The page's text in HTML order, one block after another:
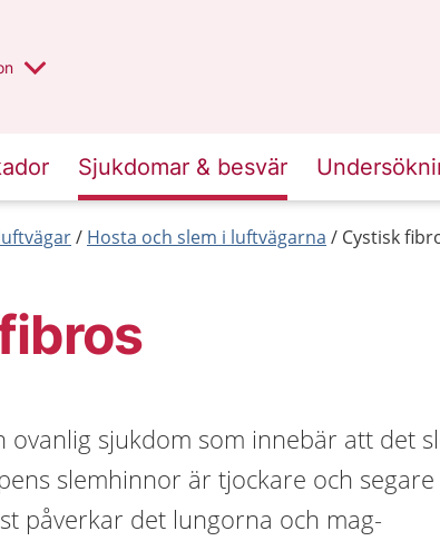
region
Sjukdomar & besvär
Hosta och slem i luftvägarna Cystisk
ovanlig sjukdom som innebär att det
slemhinnor är tjockare och segare
påverkar det lungorna och mag-